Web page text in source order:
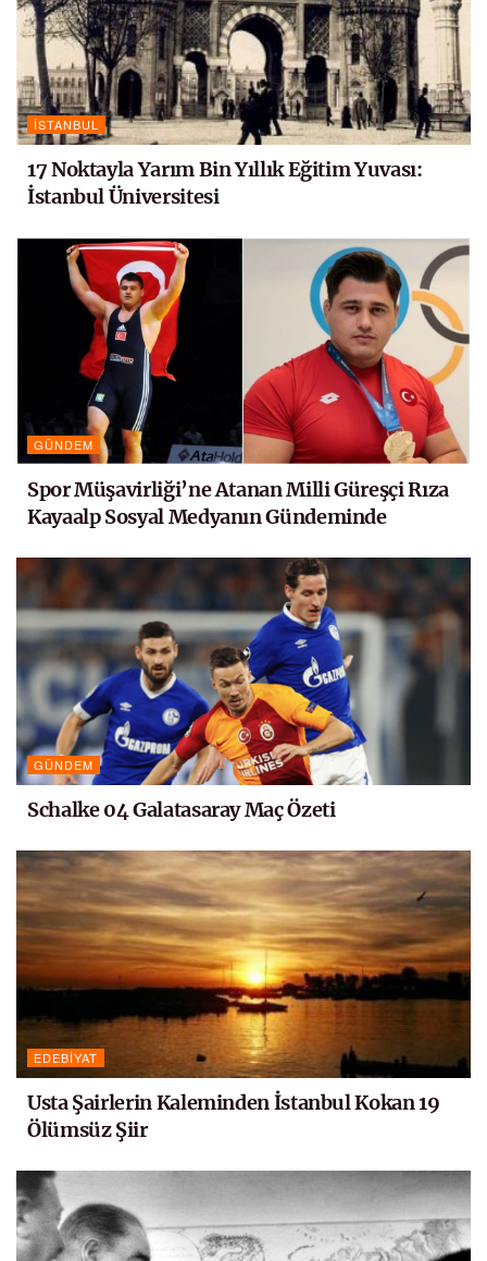
İSTANBUL
17 Noktayla Yarım Bin Yıllık Eğitim Yuvası:
İstanbul Üniversitesi
GÜNDEM
Spor Müşavirliği’ne Atanan Milli Güreşçi Rıza
Kayaalp Sosyal Medyanın Gündeminde
GÜNDEM
Schalke 04 Galatasaray Maç Özeti
EDEBIYAT
Usta Şairlerin Kaleminden İstanbul Kokan 19
Ölümsüz Şiir